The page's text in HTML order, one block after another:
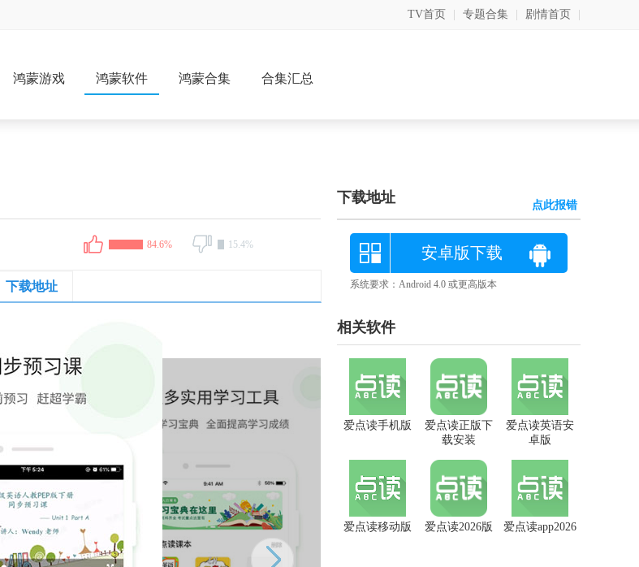
TV首页 专题合集 剧情首页
鸿蒙游戏 鸿蒙软件 鸿蒙合集 合集汇总
84.6% 15.4%
下载地址
下载地址 点此报错
安卓版下载
系统要求：Android 4.0 或更高版本
相关软件
爱点读英语安
卓版
爱点读正版下
载安装
爱点读手机版
爱点读app2026
爱点读2026版
爱点读移动版